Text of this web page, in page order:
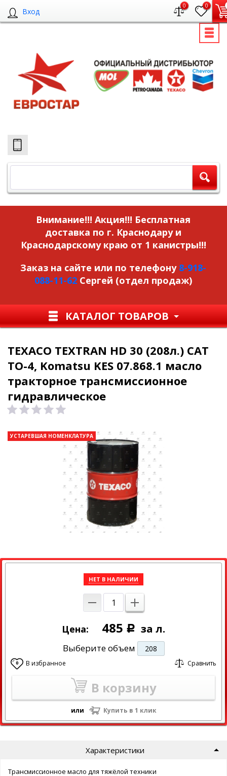
Вход
0 0
Внимание!!! Акция!!! Бесплатная
доставка по г. Краснодару и
Краснодарскому краю от 1 канистры!!!
Заказ на сайте или по телефону 8-918-
088-11-62 Сергей (отдел продаж)
КАТАЛОГ ТОВАРОВ
TEXACO TEXTRAN HD 30 (208л.) CAT
TO-4, Komatsu KES 07.868.1 масло
тракторное трансмиссионное
гидравлическое
УСТАРЕВШАЯ НОМЕНКЛАТУРА
НЕТ В НАЛИЧИИ
Цена: 485 Р за л.
Выберите объем 208
0 В избранное Сравнить
В корзину
или Купить в 1 клик
Характеристики
Трансмиссионное масло для тяжёлой техники